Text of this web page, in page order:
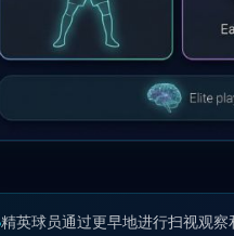
精英球员通过更早地进行扫视观察